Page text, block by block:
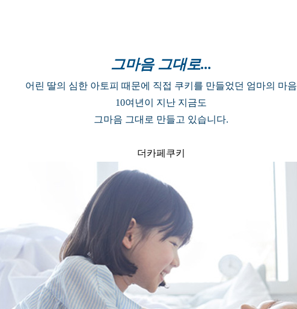
그마음 그대로...
어린 딸의 심한 아토피 때문에 직접 쿠키를 만들었던 엄마의 마음
10여년이 지난 지금도
그마음 그대로 만들고 있습니다.
더카페쿠키